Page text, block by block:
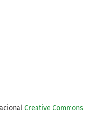
Creative Commons